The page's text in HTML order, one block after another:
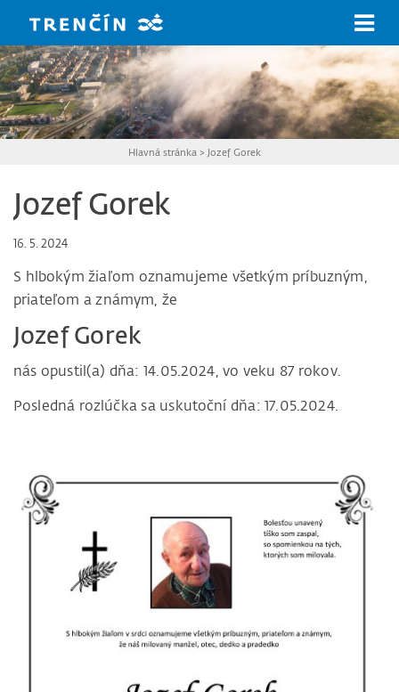
Hlavná stránka > Jozef Gorek
Jozef Gorek
16. 5. 2024
S hlbokým žiaľom oznamujeme všetkým príbuzným,
priateľom a známym, že
Jozef Gorek
nás opustil(a) dňa: 14.05.2024, vo veku 87 rokov.
Posledná rozlúčka sa uskutoční dňa: 17.05.2024.